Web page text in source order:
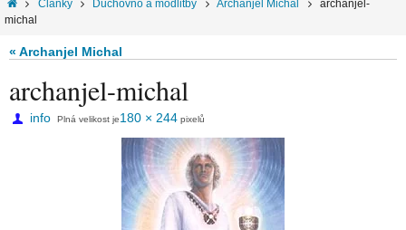
Články Duchovno a modlitby Archanjel Michal
archanjel-
michal
« Archanjel Michal
archanjel-michal
info Plná velikost je180 × 244 pixelů